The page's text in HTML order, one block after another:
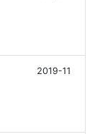
2019-11